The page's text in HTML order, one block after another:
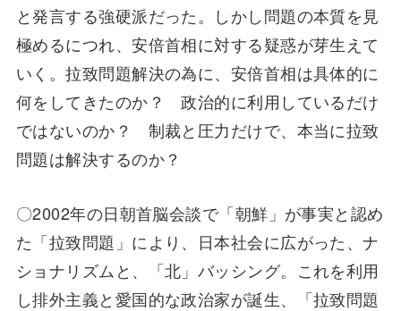
と発言する強硬派だった。しかし問題の本質を見
極めるにつれ、安倍首相に対する疑惑が芽生えて
いく。拉致問題解決の為に、安倍首相は具体的に
何をしてきたのか？ 政治的に利用しているだけ
ではないのか？ 制裁と圧力だけで、本当に拉致
問題は解決するのか？
〇2002年の日朝首脳会談で「朝鮮」が事実と認め
た「拉致問題」により、日本社会に広がった、ナ
ショナリズムと、「北」バッシング。これを利用
し排外主義と愛国的な政治家が誕生、「拉致問題